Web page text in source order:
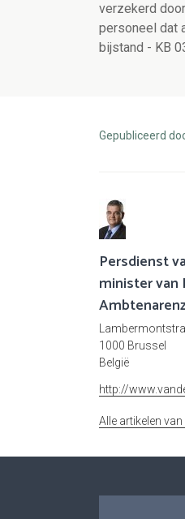
verzekerd
personeel dat
bijstand - KB
Gepubliceerd
Persdienst
minister
1000 Brussel
België
http://
Alle artikelen